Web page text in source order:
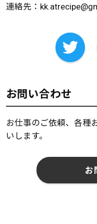
連絡先：
お問い合わせ
お仕事のご依頼、各種
いします。
お